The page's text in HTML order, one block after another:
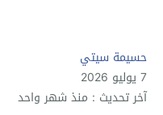
حسيمة سيتي
7 يوليو 2026
آخر تحديث : منذ شهر واحد